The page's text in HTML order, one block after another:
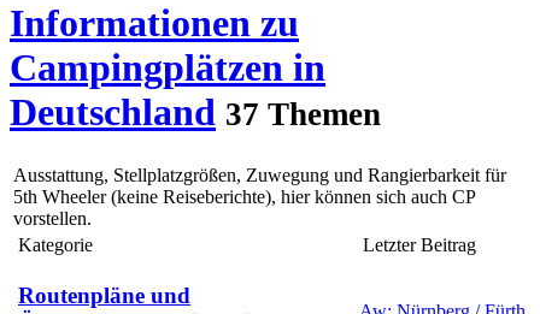
Informationen zu
Campingplätzen in
Deutschland 37 Themen
Ausstattung, Stellplatzgrößen, Zuwegung und Rangierbarkeit für
5th Wheeler (keine Reiseberichte), hier können sich auch CP
vorstellen.
Kategorie
Letzter Beitrag
Routenpläne und